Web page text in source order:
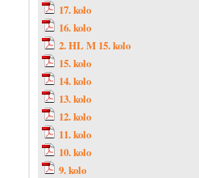
17. kolo
16. kolo
2. HL M 15. kolo
15. kolo
14. kolo
13. kolo
12. kolo
11. kolo
10. kolo
9. kolo